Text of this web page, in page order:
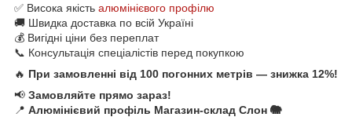
✅ Висока якість алюмінієвого профілю
🚚 Швидка доставка по всій Україні
💰 Вигідні ціни без переплат
📞 Консультація спеціалістів перед покупкою
🔥 При замовленні від 100 погонних метрів — знижка 12%!
📢 Замовляйте прямо зараз!
📍 Алюмінієвий профіль Магазин-склад Слон 🐘